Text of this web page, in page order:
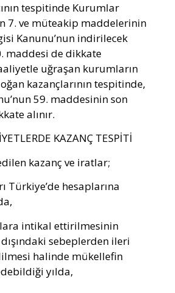
tespitinde Kurumlar
7. ve müteakip maddelerinin
Kanunu’nun indirilecek
maddesi de dikkate
uğraşan kurumların
kazançlarının tespitinde,
59. maddesinin son
alınır.
KAZANÇ TESPİTİ
kazanç ve iratlar;
Türkiye’de hesaplarına
intikal ettirilmesinin
sebeplerden ileri
halinde mükellefin
yılda,